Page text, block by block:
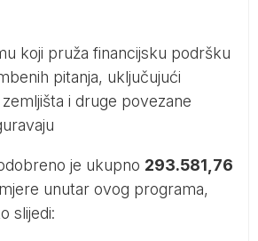
koji pruža financijsku podršku
pitanja, uključujući
i druge povezane
je ukupno 293.581,76
unutar ovog programa,
slijedi: